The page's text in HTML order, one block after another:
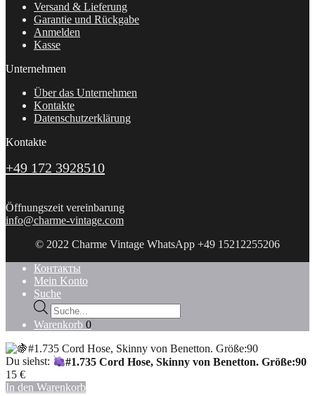
Versand & Lieferung
Garantie und Rückgabe
Anmelden
Kasse
Unternehmen
Über das Unternehmen
Kontakte
Datenschutzerklärung
Kontakte
+49 172 3928510
Öffnungszeit vereinbarung
info@charme-vintage.com
© 2022 Charme Vintage WhatsApp +49 15212255206
Контакты
Mein Konto
Suche
Products
search
Warenkorb 0
Du siehst:
#1.735 Cord Hose, Skinny von Benetton. Größe:90
15 €
In den Warenkorb